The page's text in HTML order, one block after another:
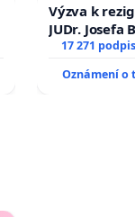
Výzva k
JUDr.
ve
17 271
Oznámení o